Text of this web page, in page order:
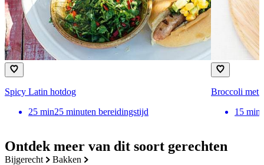
Ontdek meer van dit soort gerechten
bijgerecht bakken
Spicy Latin hotdog
25 min25 minuten bereidingstijd
Broccoli met
15 min